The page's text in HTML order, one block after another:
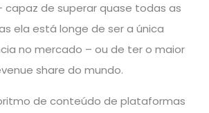
capaz de superar quase todas as
ela está longe de ser a única
no mercado – ou de ter o maior
share do mundo.
de conteúdo de plataformas